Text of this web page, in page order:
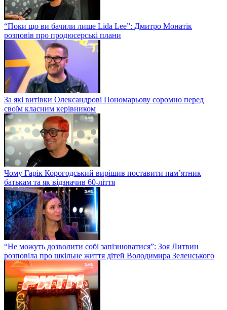
“Поки що ви бачили лише Lida Lee”: Дмитро Монатік
розповів про продюсерські плани
За які витівки Олександрові Пономарьову соромно перед
своїм класним керівником
Чому Гарік Корогодський вирішив поставити пам’ятник
батькам та як відзначив 60-ліття
“Не можуть дозволити собі запізнюватися”: Зоя Литвин
розповіла про шкільне життя дітей Володимира Зеленського